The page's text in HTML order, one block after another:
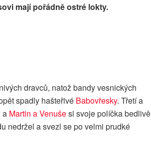
mají pořádně ostré lokty.
dravců, natož bandy vesnických
spadly hašteřivé Babovřesky. Třetí a
a Martin a Venušesi svoje políčka bedlivě
nedržel a svezl se po velmi prudké